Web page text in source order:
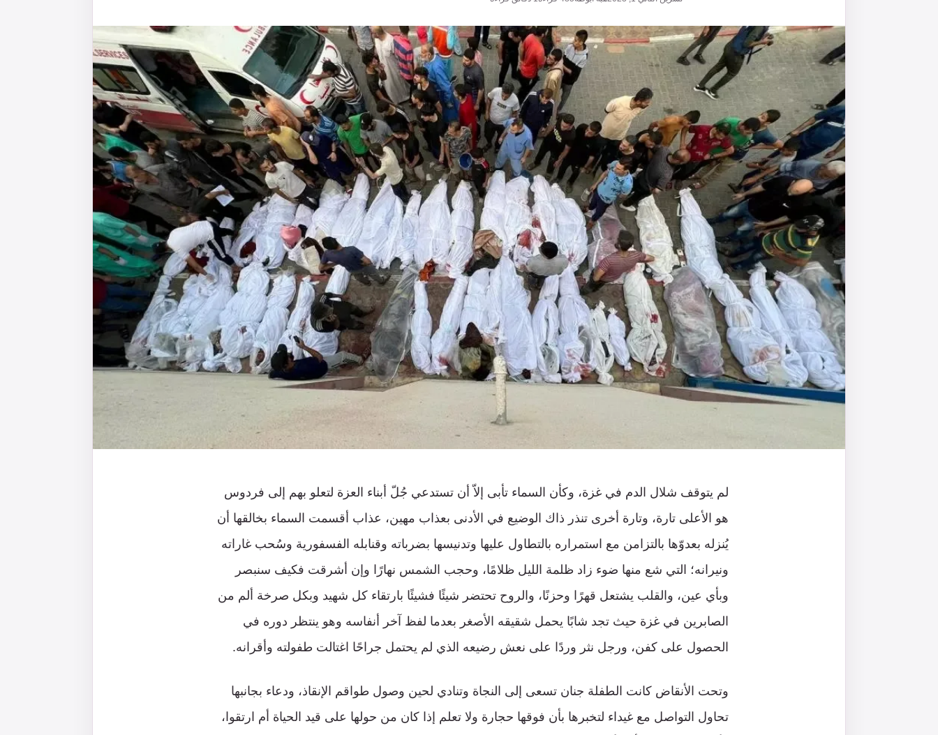
لم يتوقف شلال الدم في غزة، وكأن السماء تأبى إلاّ أن تستدعي جُلّ أبناء العزة لتعلو بهم إلى فردوس
هو الأعلى تارة، وتارة أخرى تنذر ذاك الوضيع في الأدنى بعذاب مهين، عذاب أقسمت السماء بخالقها أن
يُنزله بعدوّها بالتزامن مع استمراره بالتطاول عليها وتدنيسها بضرباته وقنابله الفسفورية وسُحب غاراته
ونيرانه؛ التي شع منها ضوء زاد ظلمة الليل ظلامًا، وحجب الشمس نهارًا وإن أشرقت فكيف سنبصر
وبأي عين، والقلب يشتعل قهرًا وحزنًا، والروح تحتضر شيئًا فشيئًا بارتقاء كل شهيد وبكل صرخة ألم من
الصابرين في غزة حيث تجد شابًا يحمل شقيقه الأصغر بعدما لفظ آخر أنفاسه وهو ينتظر دوره في
الحصول على كفن، ورجل نثر وردًا على نعش رضيعه الذي لم يحتمل جراحًا اغتالت طفولته وأقرانه.
وتحت الأنقاض كانت الطفلة جنان تسعى إلى النجاة وتنادي لحين وصول طواقم الإنقاذ، ودعاء بجانبها
تحاول التواصل مع غيداء لتخبرها بأن فوقها حجارة ولا تعلم إذا كان من حولها على قيد الحياة أم ارتقوا،